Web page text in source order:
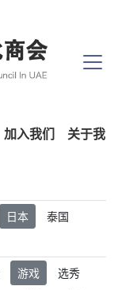
加入我们 关于我们
日本
泰国
游戏
选秀